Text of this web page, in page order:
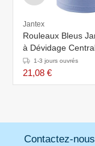
Jantex
Rouleaux Bleus
à Dévidage
1-3 jours ouvrés
21,08 €
Contactez-